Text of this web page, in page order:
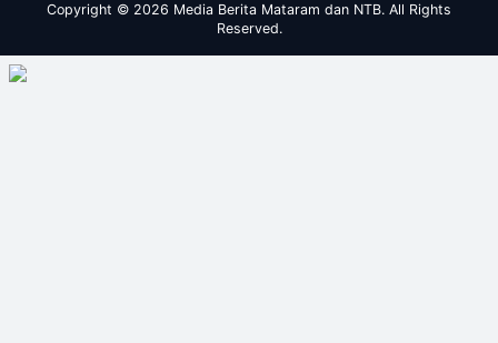
Copyright © 2026 Media Berita Mataram dan NTB. All Rights
Reserved.